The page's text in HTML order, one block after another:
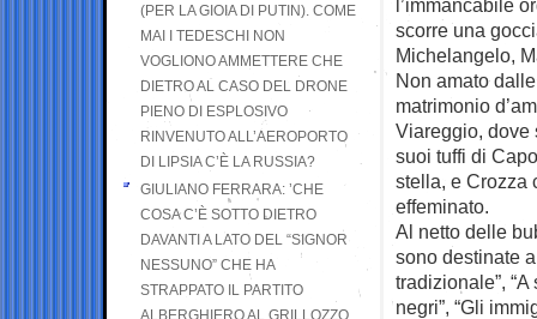
l’immancabile
scorre una
Michelangelo,
Non amato
matrimonio
Viareggio, dove
suoi tuffi di
stella, e Crozza
effeminato.
Al netto delle
sono destinate
tradizionale”,
negri”, “Gli
(PER LA GIOIA DI PUTIN). COME
MAI I TEDESCHI NON
VOGLIONO AMMETTERE CHE
DIETRO AL CASO DEL DRONE
PIENO DI ESPLOSIVO
RINVENUTO ALL’AEROPORTO
DI LIPSIA C’È LA RUSSIA?
GIULIANO FERRARA: ’CHE
COSA C’È SOTTO DIETRO
DAVANTI A LATO DEL “SIGNOR
NESSUNO” CHE HA
STRAPPATO IL PARTITO
ALBERGHIERO AL GRILLOZZO